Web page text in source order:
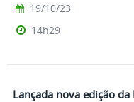
19/10/23
14h29
Lançada nova edição